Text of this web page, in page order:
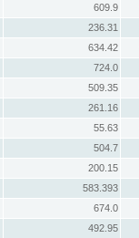
609.9
236.31
634.42
724.0
509.35
261.16
55.63
504.7
200.15
583.393
674.0
492.95